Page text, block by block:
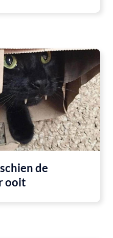
de
ooit